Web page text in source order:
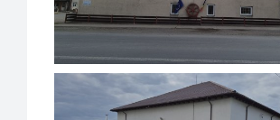
Monitorul oficial local